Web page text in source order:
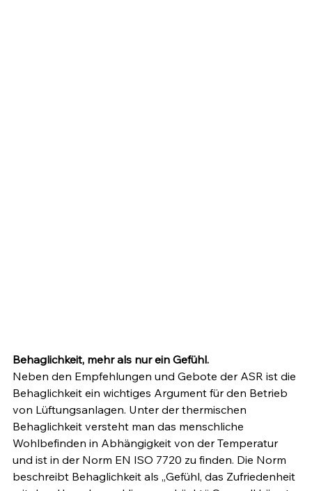
Behaglichkeit, mehr als nur ein Gefühl.
Neben den Empfehlungen und Gebote der ASR ist die
Behaglichkeit ein wichtiges Argument für den Betrieb
von Lüftungsanlagen. Unter der thermischen
Behaglichkeit versteht man das menschliche
Wohlbefinden in Abhängigkeit von der Temperatur
und ist in der Norm EN ISO 7720 zu finden. Die Norm
beschreibt Behaglichkeit als „Gefühl, das Zufriedenheit